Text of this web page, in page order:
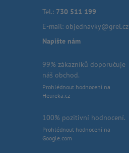
Tel.: 730 511 199
E-mail: objednavky@grel.cz
Napište nám
99% zákazníků doporučuje
náš obchod.
Prohlédnout hodnocení na
Heureka.cz
100% pozitivní hodnocení.
Prohlédnout hodnocení na
Google.com